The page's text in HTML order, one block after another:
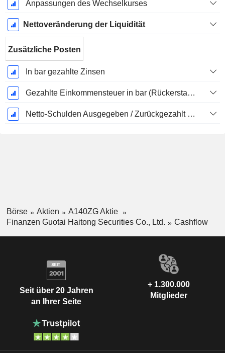
Anpassungen des Wechselkurses
Nettoveränderung der Liquidität
Zusätzliche Posten
In bar gezahlte Zinsen
Gezahlte Einkommensteuer in bar (Rückerstattung)
Netto-Schulden Ausgegeben / Zurückgezahlt - (Modellspezifisch)
Börse Aktien
A140ZG Aktie
Finanzen Guotai Haitong Securities Co., Ltd.
Cashflow
Seit über 20 Jahren
an Ihrer Seite
+ 1.300.000
Mitglieder